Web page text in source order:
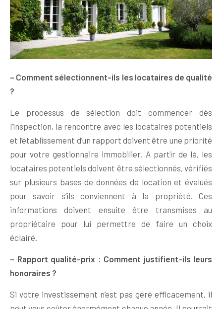
– Comment sélectionnent-ils les locataires de qualité
?
Le processus de sélection doit commencer dès
l’inspection, la rencontre avec les locataires potentiels
et l’établissement d’un rapport doivent être une priorité
pour votre gestionnaire immobilier. A partir de là, les
locataires potentiels doivent être sélectionnés, vérifiés
sur plusieurs bases de données de location et évalués
pour savoir s’ils conviennent à la propriété. Ces
informations doivent ensuite être transmises au
propriétaire pour lui permettre de faire un choix
éclairé.
– Rapport qualité-prix : Comment justifient-ils leurs
honoraires ?
Si votre investissement n’est pas géré efficacement, il